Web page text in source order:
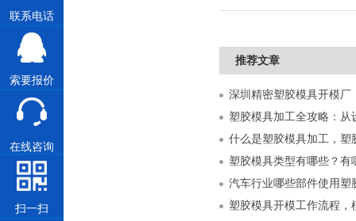
推荐文章
什么是塑胶模具加工，塑
塑胶模具类型有哪些？有
汽车行业哪些部件使用塑
塑胶模具开模工作流程，
联系电话
索要报价
在线咨询
扫一扫